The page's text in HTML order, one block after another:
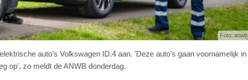
Foto: anwb
auto’s Volkswagen ID.4 aan. 'Deze auto’s gaan voornamelijk in
op', zo meldt de ANWB donderdag.